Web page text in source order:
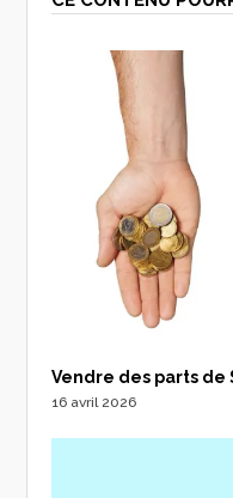
Vendre des parts de
16 avril 2026